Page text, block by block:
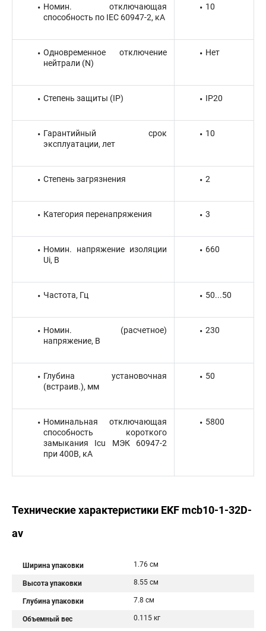
Номин. отключающая
способность по IEC 60947-2, кА
10
Одновременное отключение
нейтрали (N)
Нет
Степень защиты (IP) IP20
Гарантийный срок
эксплуатации, лет
10
Степень загрязнения 2
Категория перенапряжения 3
Номин. напряжение изоляции
Ui, В
660
Частота, Гц 50...50
Номин. (расчетное)
напряжение, В
230
Глубина установочная
(встраив.), мм
50
Номинальная отключающая
способность короткого
замыкания Icu МЭК 60947-2
при 400В, кА
5800
Технические характеристики EKF mcb10-1-32D-
av
Ширина упаковки 1.76 см
Высота упаковки 8.55 см
Глубина упаковки 7.8 см
Объемный вес 0.115 кг